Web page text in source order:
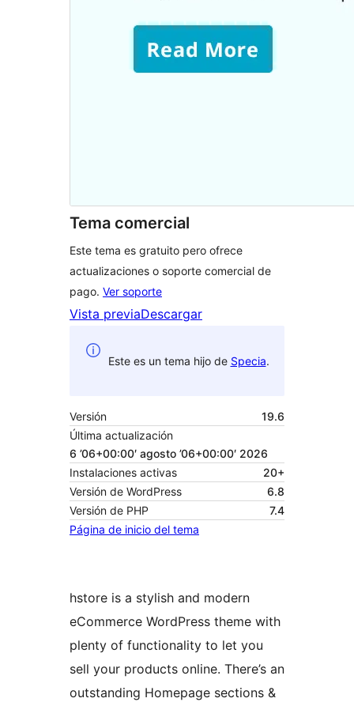
Tema comercial
Este tema es gratuito pero ofrece
actualizaciones o soporte comercial de
pago. Ver soporte
Vista previaDescargar
Este es un tema hijo de Specia.
Versión
19.6
Última actualización
6 ’06+00:00′ agosto ’06+00:00′ 2026
Instalaciones activas
20+
Versión de WordPress
6.8
Versión de PHP
7.4
Página de inicio del tema
hstore is a stylish and modern
eCommerce WordPress theme with
plenty of functionality to let you
sell your products online. There’s an
outstanding Homepage sections &